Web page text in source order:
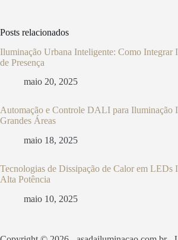
Posts relacionados
Iluminação Urbana Inteligente: Como Integrar
de Presença
maio 20, 2025
Automação e Controle DALI para Iluminação
Grandes Áreas
maio 18, 2025
Tecnologias de Dissipação de Calor em LEDs
Alta Potência
maio 10, 2025